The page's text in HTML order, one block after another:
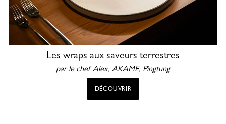
Les wraps aux saveurs terrestres
par le chef Alex, AKAME, Pingtung
DÉCOUVRIR